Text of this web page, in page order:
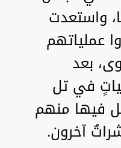
واستعدت
عملياتهم
بعد
في تل
فيها منهم
آخرون.